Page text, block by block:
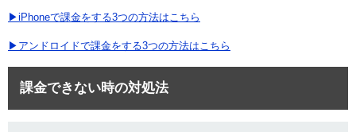
▶iPhoneで課金をする3つの方法はこちら
▶アンドロイドで課金をする3つの方法はこちら
課金できない時の対処法